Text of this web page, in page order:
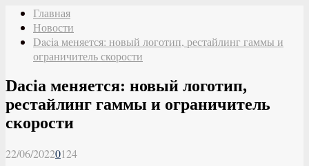
Главная
Новости
Dacia меняется: новый логотип, рестайлинг гаммы и
ограничитель скорости
Dacia меняется: новый логотип,
рестайлинг гаммы и ограничитель
скорости
22/06/20220124